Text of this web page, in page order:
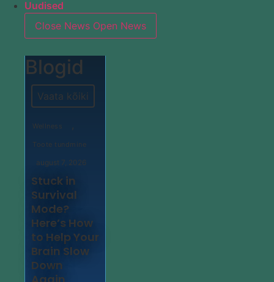
Uudised
Close News Open News
Blogid
Vaata kõiki
Wellness ,
Toote tundmine
august 7, 2026
Stuck in
Survival
Mode?
Here’s How
to Help Your
Brain Slow
Down